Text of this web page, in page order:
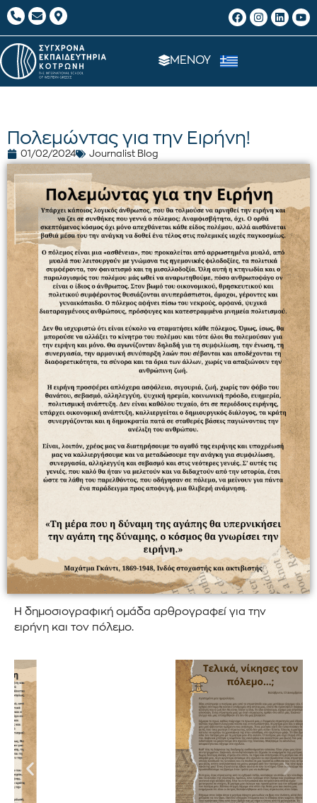
ΜΕΝΟΥ
Πολεμώντας για την Ειρήνη!
01/02/2024 Journalist Blog
Η δημοσιογραφική ομάδα αρθρογραφεί για την
ειρήνη και τον πόλεμο.